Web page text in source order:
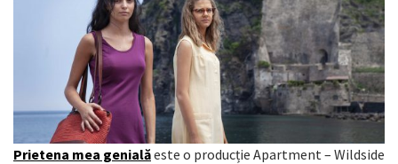
Prietena mea genialăeste o producție Apartment – Wildside